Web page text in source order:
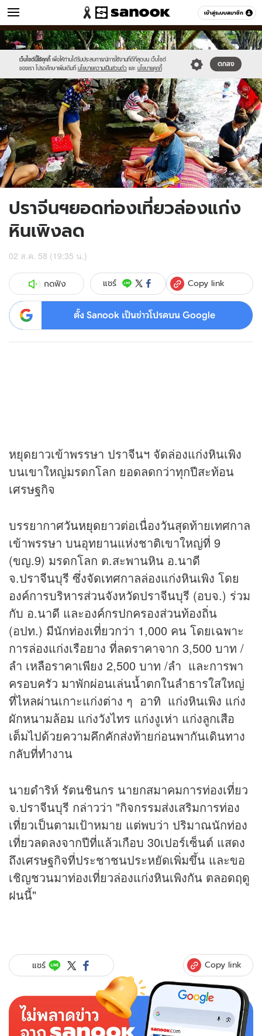
เข้าสู่ระบบสมาชิก
ข่าว หมวดอื่นๆ
เว็บไซต์นี้ใช้คุกกี้ เพื่อให้ท่านได้รับประสบการณ์การใช้งานที่ดีที่สุดบน เว็บไซต์
ของเรา โปรดศึกษาเพิ่มเติมที่ นโยบายความเป็นส่วนตัว และ นโยบายคุกกี้
ตกลง
Sanook
//s.isanook.com/sr/0/images/logo-
new-
sanook.png
600
60
//s.isanook.com/ns/0/ud/368/1840691/636208-
01.jpg
ปราจีนฯยอดท่องเที่ยวล่องแก่ง
หินเพิงลด
02 ส.ค. 58 (19:35 น.)
กดฟัง แชร์ Copy link
ตั้ง Sanook เป็นข่าวโปรดบน Google
หยุดยาวเข้าพรรษา ปราจีนฯ จัดล่องแก่งหินเพิง
บนเขาใหญ่มรดกโลก ยอดลดกว่าทุกปีสะท้อน
เศรษฐกิจ
บรรยากาศวันหยุดยาวต่อเนื่องวันสุดท้ายเทศกาล
เข้าพรรษา บนอุทยานแห่งชาติเขาใหญ่ที่ 9
(ขญ.9) มรดกโลก ต.สะพานหิน อ.นาดี
จ.ปราจีนบุรี ซึ่งจัดเทศกาลล่องแก่งหินเพิง โดย
องค์การบริหารส่วนจังหวัดปราจีนบุรี (อบจ.) ร่วม
กับ อ.นาดี และองค์กรปกครองส่วนท้องถิ่น
(อปท.) มีนักท่องเที่ยวกว่า 1,000 คน โดยเฉพาะ
การล่องแก่งเรือยาง ที่ลดราคาจาก 3,500 บาท /
ลำ เหลือราคาเพียง 2,500 บาท /ลำ และการพา
ครอบครัว มาพักผ่อนเล่นน้ำตกในลำธารใสใหญ่
ที่ไหลผ่านเกาะแก่งต่าง ๆ อาทิ แก่งหินเพิง แก่ง
ผักหนามล้อม แก่งวังไทร แก่งงูเห่า แก่งลูกเสือ
เต็มไปด้วยความคึกคักส่งท้ายก่อนพากันเดินทาง
กลับที่ทำงาน
นายดำริห์ รัตนชินกร นายกสมาคมการท่องเที่ยว
จ.ปราจีนบุรี กล่าวว่า "กิจกรรมส่งเสริมการท่อง
เที่ยวเป็นตามเป้าหมาย แต่พบว่า ปริมาณนักท่อง
เที่ยวลดลงจากปีที่แล้วเกือบ 30เปอร์เซ็นต์ แสดง
ถึงเศรษฐกิจที่ประชาชนประหยัดเพิ่มขึ้น และขอ
เชิญชวนมาท่องเที่ยวล่องแก่งหินเพิงกัน ตลอดฤดู
ฝนนี้"
แชร์ Copy link